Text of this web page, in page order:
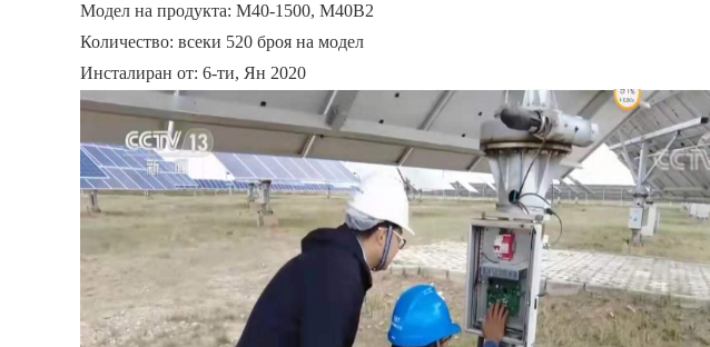
Модел на продукта: М40-1500, М40В2
Количество: всеки 520 броя на модел
Инсталиран от: 6-ти, Ян 2020